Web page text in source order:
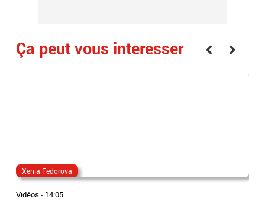
Ça peut vous interesser
Xenia Fedorova
Vidéos - 14:05